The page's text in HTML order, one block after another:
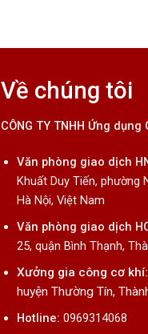
Về chúng tôi
CÔNG TY TNHH Ứng
Văn phòng giao dịch
Khuất Duy Tiến, phường
Hà Nội, Việt Nam
Văn phòng giao dịch
25, quận Bình Thạnh,
Xưởng gia công cơ
huyện Thường Tín,
Hotline:0969314068